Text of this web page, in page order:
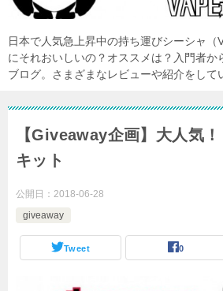
日本で人気急上昇中の持ち運びシーシャ（
にそれおいしいの？オススメは？入門者か
ブログ。さまざまなレビューや紹介をして
【Giveaway企画】大人気
キット
公開日： 2018-06-28
giveaway
Tweet 0